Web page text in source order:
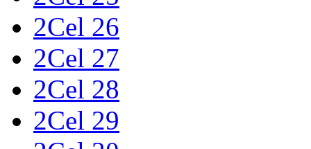
2Cel 26
2Cel 27
2Cel 28
2Cel 29